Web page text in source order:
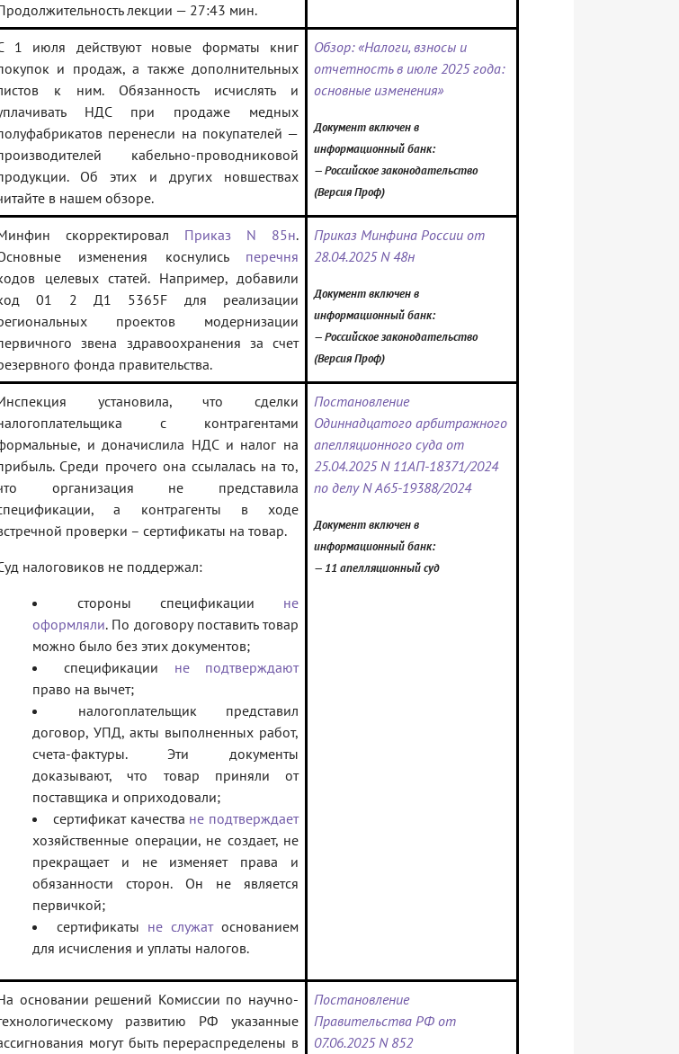
лекции — 27:43 мин.
1 июля действуют новые форматы книг
и продаж, а также дополнительных
к ним. Обязанность исчислять и
НДС при продаже медных
перенесли на покупателей —
кабельно-проводниковой
Об этих и других новшествах
в нашем обзоре.
Обзор: «Налоги, взносы и
отчетность в июле 2025 года:
основные изменения»
Документ включен в
информационный банк:
— Российское законодательство
(Версия Проф)
скорректировал Приказ N 85н.
изменения коснулись перечня
целевых статей. Например, добавили
01 2 Д1 5365F для реализации
проектов модернизации
звена здравоохранения за счет
фонда правительства.
Приказ Минфина России от
28.04.2025 N 48н
Документ включен в
информационный банк:
— Российское законодательство
(Версия Проф)
установила, что сделки
с контрагентами
и доначислила НДС и налог на
Среди прочего она ссылалась на то,
организация не представила
а контрагенты в ходе
проверки – сертификаты на товар.
налоговиков не поддержал:
стороны спецификации не
оформляли. По договору поставить товар
можно было без этих документов;
спецификации не подтверждают
право на вычет;
налогоплательщик представил
договор, УПД, акты выполненных работ,
счета-фактуры. Эти документы
доказывают, что товар приняли от
поставщика и оприходовали;
сертификат качества не подтверждает
хозяйственные операции, не создает, не
прекращает и не изменяет права и
обязанности сторон. Он не является
первичкой;
сертификаты не служатоснованием
для исчисления и уплаты налогов.
Постановление
Одиннадцатого арбитражного
апелляционного суда от
25.04.2025 N 11АП-18371/2024
по делу N А65-19388/2024
Документ включен в
информационный банк:
— 11 апелляционный суд
основании решений Комиссии по научно-
развитию РФ указанные
могут быть перераспределены в
Постановление
Правительства РФ от
07.06.2025 N 852